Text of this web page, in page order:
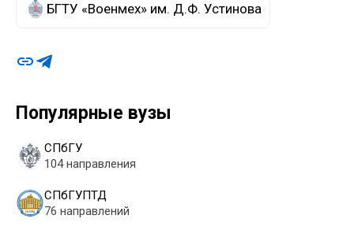
Популярные вузы
СПбГУ
104 направления
СПбГУПТД
76 направлений
БГТУ «Военмех» им. Д.Ф. Устинова